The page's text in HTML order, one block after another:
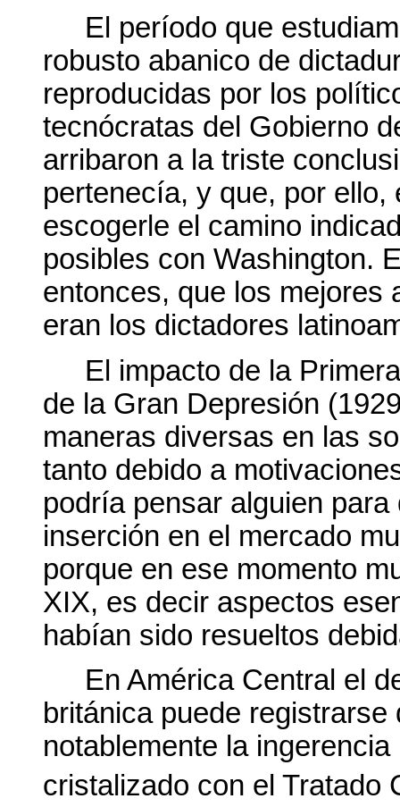
El período que
robusto abanico de
reproducidas por los
tecnócratas del Gobierno
arribaron a la triste
pertenecía, y que, por
escogerle el camino
posibles con Washington.
entonces, que los mejores
eran los dictadores
El impacto de la
de la Gran Depresión
maneras diversas en las
tanto debido a
podría pensar alguien
inserción en el mercado
porque en ese momento
XIX, es decir aspectos
habían sido resueltos
En América Central el
británica puede
notablemente la
cristalizado con el Tratado